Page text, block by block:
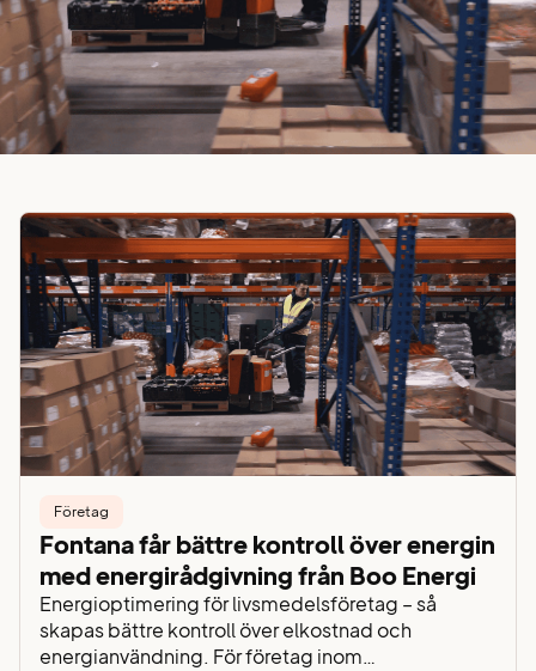
Företag
Fontana får bättre kontroll över energin
med energirådgivning från Boo Energi
Energioptimering för livsmedelsföretag – så
skapas bättre kontroll över elkostnad och
energianvändning. För företag inom